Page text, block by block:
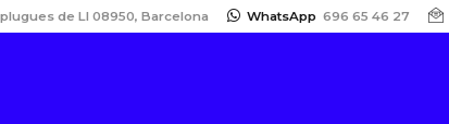
de Ll 08950, Barcelona WhatsApp 696 65 46 27